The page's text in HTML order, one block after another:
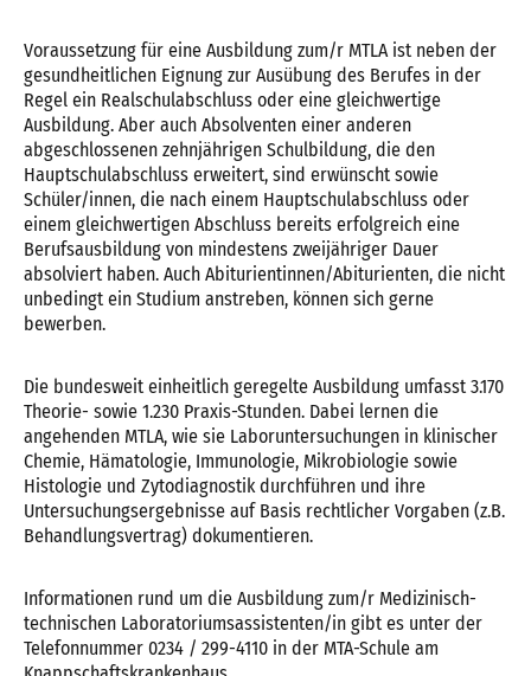
Voraussetzung für eine Ausbildung zum/r MTLA ist neben der
gesundheitlichen Eignung zur Ausübung des Berufes in der
Regel ein Realschulabschluss oder eine gleichwertige
Ausbildung. Aber auch Absolventen einer anderen
abgeschlossenen zehnjährigen Schulbildung, die den
Hauptschulabschluss erweitert, sind erwünscht sowie
Schüler/innen, die nach einem Hauptschulabschluss oder
einem gleichwertigen Abschluss bereits erfolgreich eine
Berufsausbildung von mindestens zweijähriger Dauer
absolviert haben. Auch Abiturientinnen/Abiturienten, die nicht
unbedingt ein Studium anstreben, können sich gerne
bewerben.
Die bundesweit einheitlich geregelte Ausbildung umfasst 3.170
Theorie- sowie 1.230 Praxis-Stunden. Dabei lernen die
angehenden MTLA, wie sie Laboruntersuchungen in klinischer
Chemie, Hämatologie, Immunologie, Mikrobiologie sowie
Histologie und Zytodiagnostik durchführen und ihre
Untersuchungsergebnisse auf Basis rechtlicher Vorgaben (z.B.
Behandlungsvertrag) dokumentieren.
Informationen rund um die Ausbildung zum/r Medizinisch-
technischen Laboratoriumsassistenten/in gibt es unter der
Telefonnummer 0234 / 299-4110 in der MTA-Schule am